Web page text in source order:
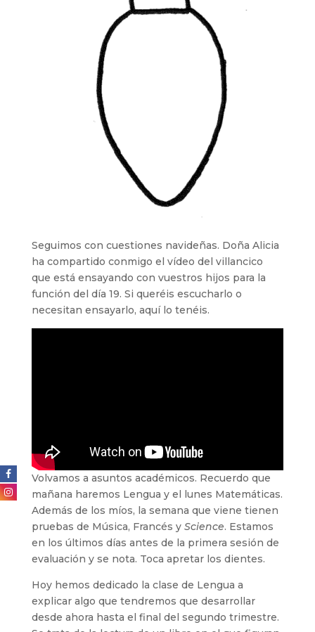
Seguimos con cuestiones navideñas. Doña Alicia
ha compartido conmigo el vídeo del villancico
que está ensayando con vuestros hijos para la
función del día 19. Si queréis escucharlo o
necesitan ensayarlo, aquí lo tenéis.
Volvamos a asuntos académicos. Recuerdo que
mañana haremos Lengua y el lunes Matemáticas.
Además de los míos, la semana que viene tienen
pruebas de Música, Francés y Science. Estamos
en los últimos días antes de la primera sesión de
evaluación y se nota. Toca apretar los dientes.
Hoy hemos dedicado la clase de Lengua a
explicar algo que tendremos que desarrollar
desde ahora hasta el final del segundo trimestre.